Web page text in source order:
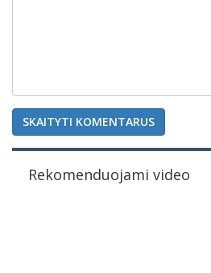
SKAITYTI KOMENTARUS
Rekomenduojami video